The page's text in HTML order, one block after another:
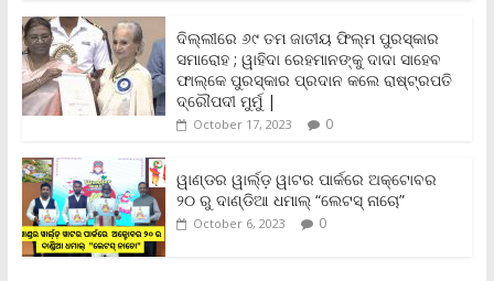
d
l
y
ଦିଲ୍ଲୀରେ ୬୯ ତମ ଜାତୀୟ ଫିଲ୍ମ ପୁରସ୍କାର
ସମାରୋହ ; ୱାହିଦା ରେହମାନଙ୍କୁ ଦାଦା ସାହେବ
ଫାଲ୍‌କେ ପୁରସ୍କାର ପ୍ରଦାନ କଲେ ରାଷ୍ଟ୍ରପତି
ଦ୍ରୌପଦୀ ମୁର୍ମୁ |
October 17, 2023 0
ୱାଣ୍ଡର ୱାର୍ଲ୍‌ଡ଼ ୱାଟର ପାର୍କରେ ଅକ୍ଟୋବର
୨୦ ରୁ ଦାଣ୍ଡିଆ ଧମାଲ୍ “ଲେଟସ୍ ନାଚୋ”
October 6, 2023 0